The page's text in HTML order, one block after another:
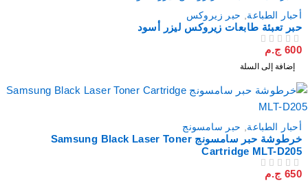
أحبار الطباعة, حبر زيروكس
حبر تعبئة طابعات زيروكس ليزر أسود
600 ج.م
إضافة إلى السلة
أحبار الطباعة, حبر سامسونج
خرطوشة حبر سامسونج Samsung Black Laser Toner
Cartridge MLT-D205
650 ج.م